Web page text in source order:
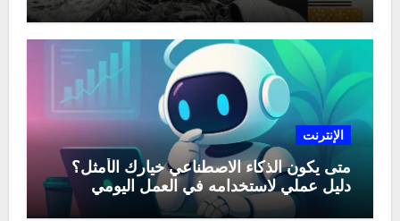
الإنترنت
متى يكون الذكاء الاصطناعي خيارك الأمثل؟
دليل عملي لاستخدامه في العمل اليومي